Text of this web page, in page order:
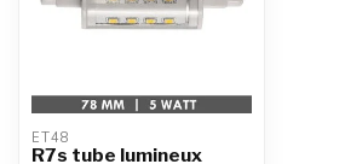
ET48
R7s tube lumineux